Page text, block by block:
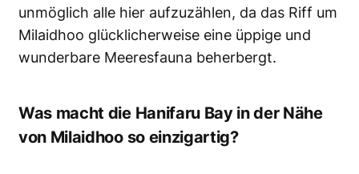
unmöglich alle hier aufzuzählen, da das Riff um
Milaidhoo glücklicherweise eine üppige und
wunderbare Meeresfauna beherbergt.
Was macht die Hanifaru Bay in der Nähe
von Milaidhoo so einzigartig?